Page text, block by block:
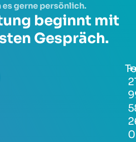
gerne persönlich.
beginnt mit
Gespräch.
0